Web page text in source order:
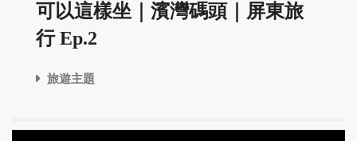
可以這樣坐｜濱灣碼頭｜屏東旅
行 Ep.2
旅遊主題